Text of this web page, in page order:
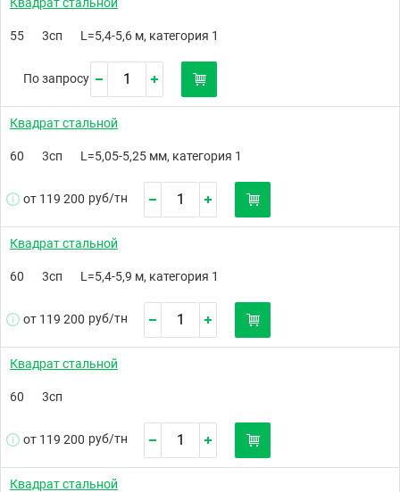
55 3сп L=5,4-5,6 м, категория 1
По запросу
Квадрат стальной
60 3сп L=5,05-5,25 мм, категория 1
от 119 200 руб/тн
Квадрат стальной
60 3сп L=5,4-5,9 м, категория 1
от 119 200 руб/тн
Квадрат стальной
60 3сп
от 119 200 руб/тн
Квадрат стальной